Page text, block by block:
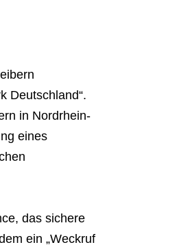
Deutschland“.
in Nordrhein-
eines
das sichere
ein „Weckruf